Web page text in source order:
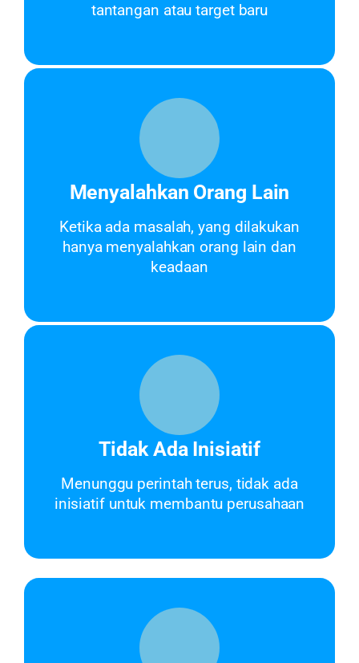
tantangan atau target baru
Menyalahkan Orang Lain
Ketika ada masalah, yang dilakukan
hanya menyalahkan orang lain dan
keadaan
Tidak Ada Inisiatif
Menunggu perintah terus, tidak ada
inisiatif untuk membantu perusahaan